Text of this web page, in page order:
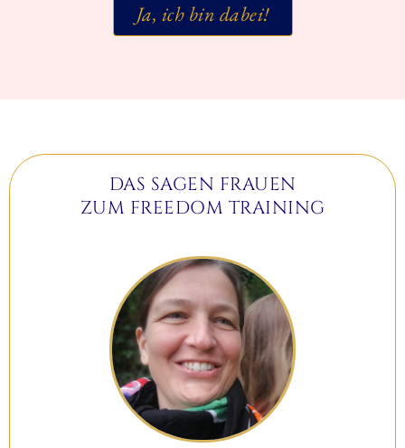
Ja, ich bin dabei!
DAS SAGEN FRAUEN
ZUM FREEDOM TRAINING